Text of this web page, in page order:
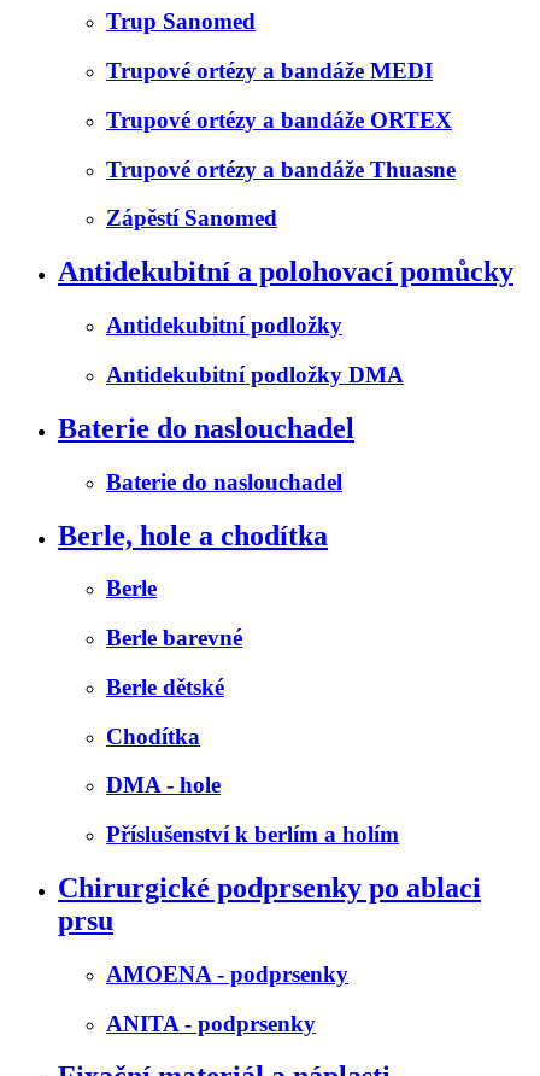
Trup Sanomed
Trupové ortézy a bandáže MEDI
Trupové ortézy a bandáže ORTEX
Trupové ortézy a bandáže Thuasne
Zápěstí Sanomed
Antidekubitní a polohovací pomůcky
Antidekubitní podložky
Antidekubitní podložky DMA
Baterie do naslouchadel
Baterie do naslouchadel
Berle, hole a chodítka
Berle
Berle barevné
Berle dětské
Chodítka
DMA - hole
Příslušenství k berlím a holím
Chirurgické podprsenky po ablaci
prsu
AMOENA - podprsenky
ANITA - podprsenky